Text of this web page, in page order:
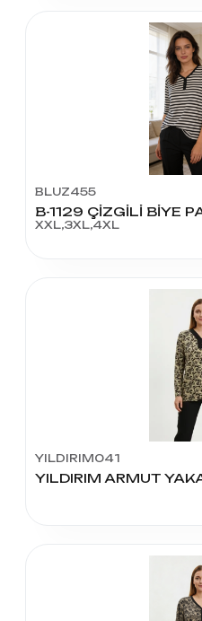
BLUZ455
XXL,3XL,4XL
YILDIRIM041